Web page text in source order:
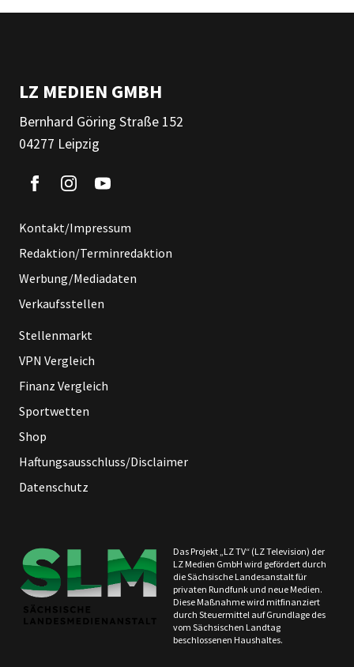
LZ MEDIEN GMBH
Bernhard Göring Straße 152
04277 Leipzig
Kontakt/Impressum
Redaktion/Terminredaktion
Werbung/Mediadaten
Verkaufsstellen
Stellenmarkt
VPN Vergleich
Finanz Vergleich
Sportwetten
Shop
Haftungsausschluss/Disclaimer
Datenschutz
Das Projekt „LZ TV“ (LZ Television) der
LZ Medien GmbH wird gefördert durch
die Sächsische Landesanstalt für
privaten Rundfunk und neue Medien.
Diese Maßnahme wird mitfinanziert
durch Steuermittel auf Grundlage des
vom Sächsischen Landtag
beschlossenen Haushaltes.